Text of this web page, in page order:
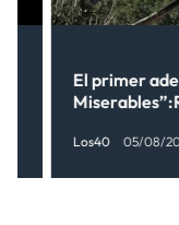
El primer
Los40 05/08/